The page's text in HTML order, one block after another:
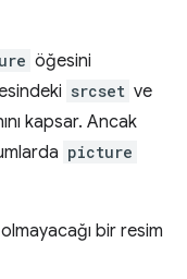
öğesini
srcset ve
kapsar. Ancak
picture
bir resim